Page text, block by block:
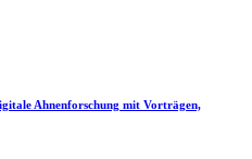
Ahnenforschung mit Vorträgen,